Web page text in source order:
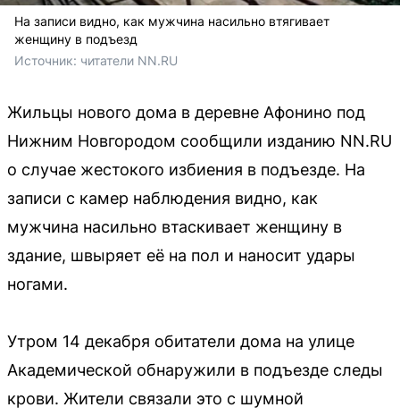
На записи видно, как мужчина насильно втягивает
женщину в подъезд
Источник: читатели NN.RU
Жильцы нового дома в деревне Афонино под
Нижним Новгородом сообщили изданию NN.RU
о случае жестокого избиения в подъезде. На
записи с камер наблюдения видно, как
мужчина насильно втаскивает женщину в
здание, швыряет её на пол и наносит удары
ногами.
Утром 14 декабря обитатели дома на улице
Академической обнаружили в подъезде следы
крови. Жители связали это с шумной